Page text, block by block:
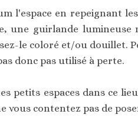
l'espace en repeignant
une guirlande
le coloré et/ou douillet.
donc pas utilisé à perte.
petits espaces dans ce
vous contentez pas de